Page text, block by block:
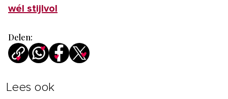
wél stijlvol
Delen:
Lees ook